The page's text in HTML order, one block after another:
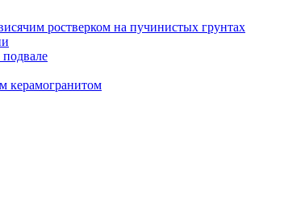
ростверком на пучинистых грунтах
керамогранитом